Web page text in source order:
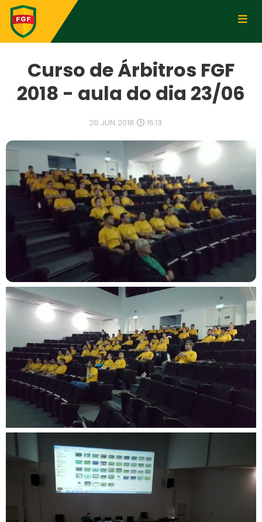
Curso de Árbitros FGF
2018 - aula do dia 23/06
26 JUN 2018 15:13